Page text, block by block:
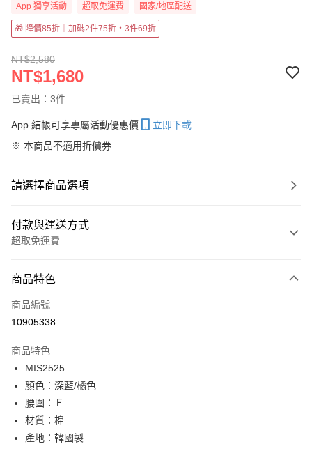
App 獨享活動 超取免運費 國家/地區配送
🎁 降價85折｜加碼2件75折・3件69折
NT$2,580
NT$1,680
已賣出：3件
App 結帳可享專屬活動優惠價
立即下載
※ 本商品不適用折價券
請選擇商品選項
付款與運送方式
超取免運費
信用卡一次付款
超商取貨付款
Apple Pay
街口支付
悠遊付
Google Pay
商品特色
商品編號
10905338
商品特色
MIS2525
顏色：深藍/橘色
腰圍：Ｆ
材質：棉
產地：韓國製